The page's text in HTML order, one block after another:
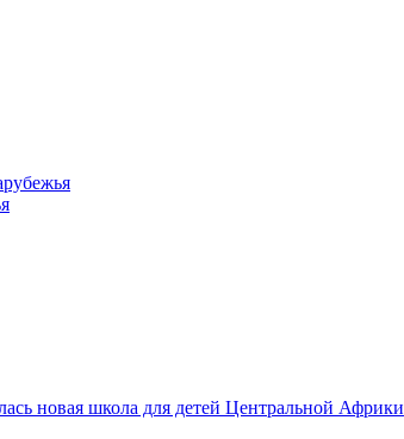
новая школа для детей Центральной Африки